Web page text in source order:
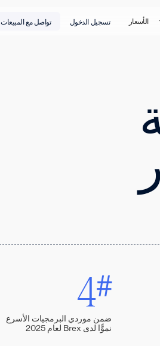
الأسعار تسجيل الدخول تواصل مع المبيعات
#
4
ضمن موردي البرمجيات الأسرع
نموًّا لدى Brex لعام 2025